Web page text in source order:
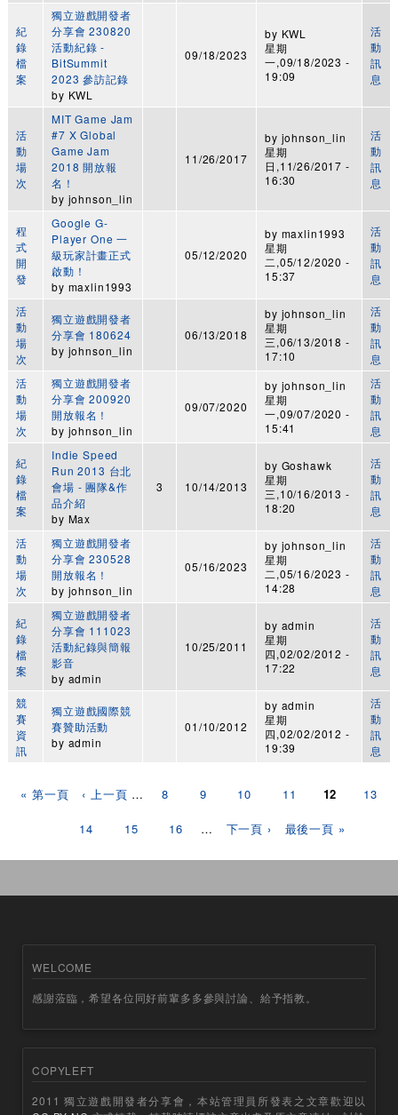
紀
錄
檔
案
獨立遊戲開發者
分享會 230820
活動紀錄 -
BitSummit
2023 參訪記錄
by KWL
09/18/2023
by KWL
星期
一,09/18/2023 -
19:09
活
動
訊
息
活
動
場
次
MIT Game Jam
#7 X Global
Game Jam
2018 開放報
名！
by johnson_lin
11/26/2017
by johnson_lin
星期
日,11/26/2017 -
16:30
活
動
訊
息
程
式
開
發
Google G-
Player One 一
級玩家計畫正式
啟動！
by maxlin1993
05/12/2020
by maxlin1993
星期
二,05/12/2020 -
15:37
活
動
訊
息
活
動
場
次
獨立遊戲開發者
分享會 180624
by johnson_lin
06/13/2018
by johnson_lin
星期
三,06/13/2018 -
17:10
活
動
訊
息
活
動
場
次
獨立遊戲開發者
分享會 200920
開放報名！
by johnson_lin
09/07/2020
by johnson_lin
星期
一,09/07/2020 -
15:41
活
動
訊
息
紀
錄
檔
案
Indie Speed
Run 2013 台北
會場 - 團隊&作
品介紹
by Max
3 10/14/2013
by Goshawk
星期
三,10/16/2013 -
18:20
活
動
訊
息
活
動
場
次
獨立遊戲開發者
分享會 230528
開放報名！
by johnson_lin
05/16/2023
by johnson_lin
星期
二,05/16/2023 -
14:28
活
動
訊
息
紀
錄
檔
案
獨立遊戲開發者
分享會 111023
活動紀錄與簡報
影音
by admin
10/25/2011
by admin
星期
四,02/02/2012 -
17:22
活
動
訊
息
競
賽
資
訊
獨立遊戲國際競
賽贊助活動
by admin
01/10/2012
by admin
星期
四,02/02/2012 -
19:39
活
動
訊
息
頁面
« 第一頁 ‹ 上一頁 … 8 9 10 11 12 13
14 15 16 … 下一頁 › 最後一頁 »
WELCOME
感謝蒞臨，希望各位同好前輩多多參與討論、給予指教。
COPYLEFT
2011 獨立遊戲開發者分享會，本站管理員所發表之文章歡迎以